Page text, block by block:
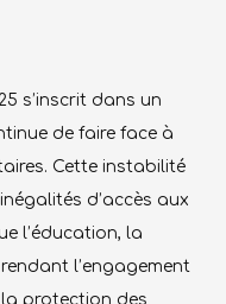
s’inscrit dans un
de faire face à
Cette instabilité
d’accès aux
l’éducation, la
l’engagement
protection des